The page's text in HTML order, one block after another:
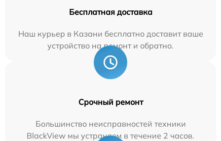
Бесплатная доставка
Наш курьер в Казани бесплатно доставит ваше
устройство на ремонт и обратно.
Срочный ремонт
Большинство неисправностей техники
BlackView мы устраняем в течение 2 часов.